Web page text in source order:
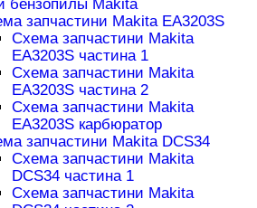
бензопилы Makita
запчастини Makita EA3203S
Схема запчастини Makita
EA3203S частина 1
Схема запчастини Makita
EA3203S частина 2
Схема запчастини Makita
EA3203S карбюратор
запчастини Makita DCS34
Схема запчастини Makita
DCS34 частина 1
Схема запчастини Makita